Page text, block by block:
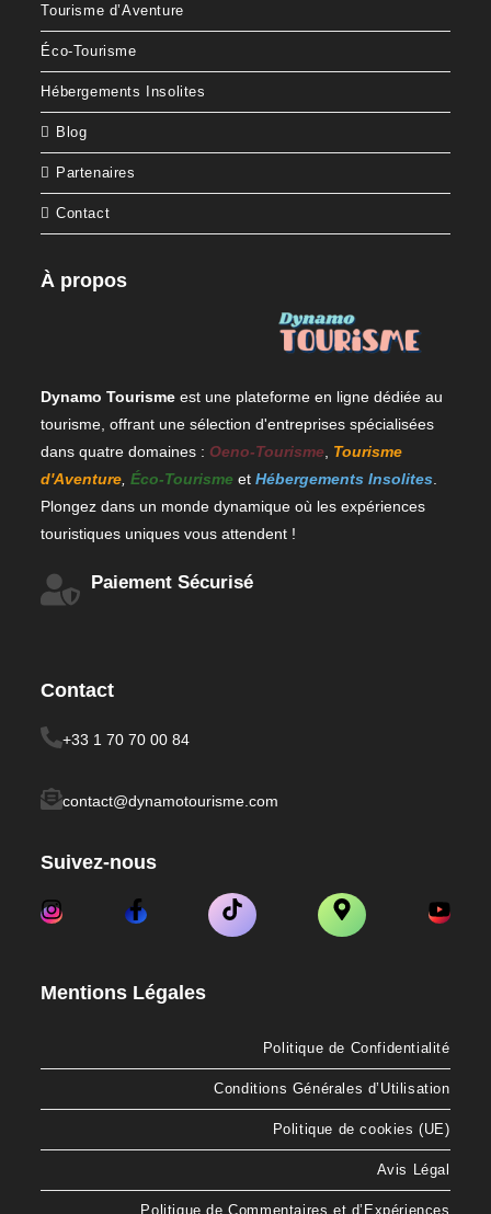
Tourisme d’Aventure
Éco-Tourisme
Hébergements Insolites
Blog
Partenaires
Contact
À propos
Dynamo Tourisme est une plateforme en ligne dédiée au
tourisme, offrant une sélection d'entreprises spécialisées
dans quatre domaines : Oeno-Tourisme Tourisme
d'Aventure ,Éco-Tourisme etHébergements Insolites
Plongez dans un monde dynamique où les expériences
touristiques uniques vous attendent !
Paiement Sécurisé
Contact
+33 1 70 70 00 84
contact@dynamotourisme.com
Suivez-nous
Mentions Légales
Politique de Confidentialité
Conditions Générales d’Utilisation
Politique de cookies (UE)
Avis Légal
Politique de Commentaires et d’Expériences